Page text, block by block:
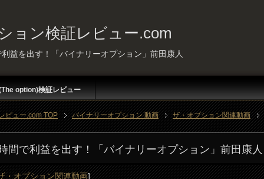
ョン検証レビュー.com
利益を出す！「バイナリーオプション」前田康人
option)検証レビュー
ビュー.com TOP バイナリーオプション 動画 ザ・オプション関連動画
間で利益を出す！「バイナリーオプション」前田康人
・オプション関連動画]